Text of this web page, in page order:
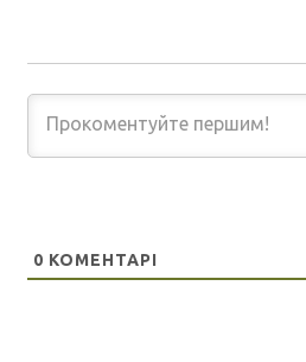
0 КОМЕНТАРІ